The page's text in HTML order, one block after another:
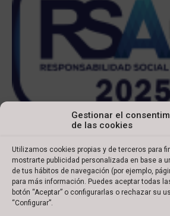
Gestionar el
de las cookies
Utilizamos cookies propias y de terceros para
mostrarte publicidad personalizada en base a
de tus hábitos de navegación (por ejemplo,
para más información. Puedes aceptar todas
botón “Aceptar” o configurarlas o rechazar su
“Configurar”.
Copyright © 2022 Ibersyd